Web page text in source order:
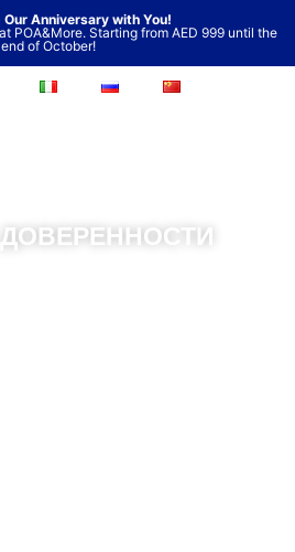
Anniversary with You!
POA&More. Starting from AED 999 until the
end of October!